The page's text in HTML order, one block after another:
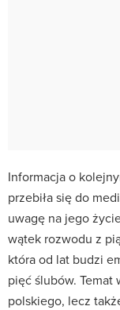
Informacja o
przebiła się do
uwagę na jego
wątek rozwodu z
która od lat budzi
pięć ślubów.
polskiego, lecz